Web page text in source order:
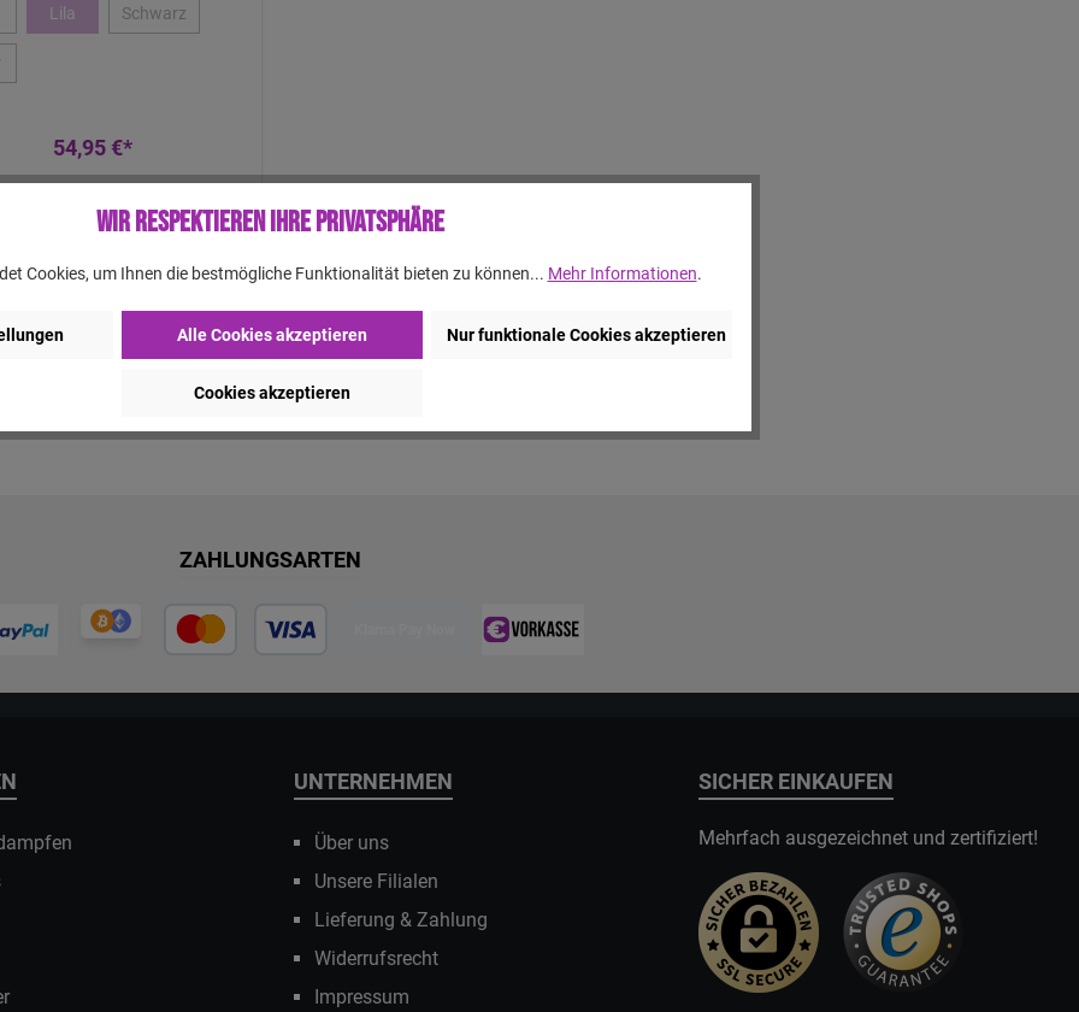
Lila Schwarz
54,95 €*
ZAHLUNGSARTEN
UNTERNEHMEN
Über uns
Unsere Filialen
Lieferung & Zahlung
Widerrufsrecht
Impressum
SICHER EINKAUFEN
Mehrfach ausgezeichnet und zertifiziert!
Wir respektieren Ihre Privatsphäre
Cookies, um Ihnen die bestmögliche Funktionalität bieten zu können... Mehr Informationen.
Alle Cookies akzeptieren Nur funktionale Cookies akzeptieren
Cookies akzeptieren